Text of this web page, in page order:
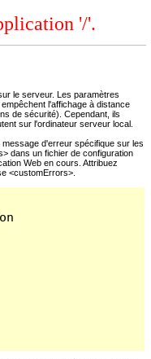
'/'.
le serveur. Les paramètres
l'affichage à distance
de sécurité). Cependant, ils
sur l'ordinateur serveur local.
d'erreur spécifique sur les
dans un fichier de configuration
Web en cours. Attribuez
<customErrors>.